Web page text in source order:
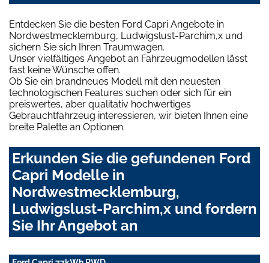
Entdecken Sie die besten Ford Capri Angebote in
Nordwestmecklemburg, Ludwigslust-Parchim,x und
sichern Sie sich Ihren Traumwagen.
Unser vielfältiges Angebot an Fahrzeugmodellen lässt
fast keine Wünsche offen.
Ob Sie ein brandneues Modell mit den neuesten
technologischen Features suchen oder sich für ein
preiswertes, aber qualitativ hochwertiges
Gebrauchtfahrzeug interessieren, wir bieten Ihnen eine
breite Palette an Optionen.
Erkunden Sie die gefundenen Ford
Capri Modelle in
Nordwestmecklemburg,
Ludwigslust-Parchim,x und fordern
Sie Ihr Angebot an